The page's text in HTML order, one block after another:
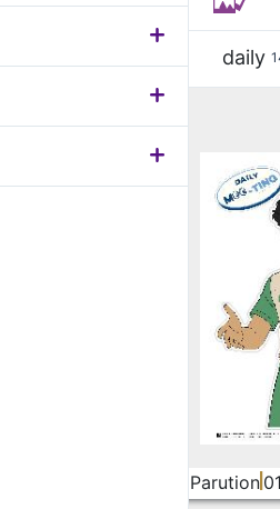
daily
Parution